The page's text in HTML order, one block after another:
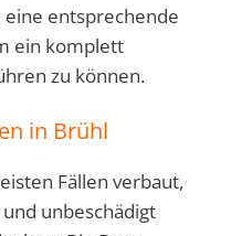
entsprechende
ein komplett
zu können.
in Brühl
Fällen verbaut,
unbeschädigt